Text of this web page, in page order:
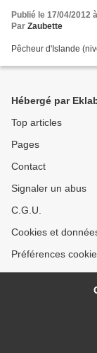
Publié le 17/04/2012
Par Zaubette
Pêcheur d'Islande
Hébergé par
Top articles
Pages
Contact
Signaler un abus
C.G.U.
Cookies et
Préférences